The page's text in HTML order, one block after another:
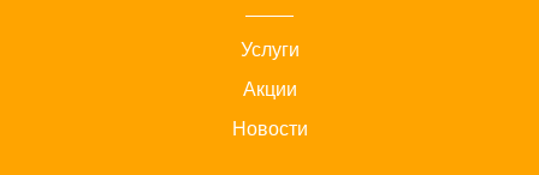
Услуги
Акции
Новости